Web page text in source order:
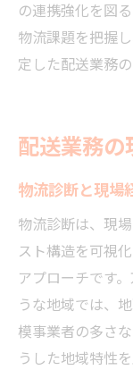
の連携強化を図
物流課題を把握
定した配送業務
配送業務
物流診断と現場
物流診断は、現
スト構造を可視
アプローチです
うな地域では、
模事業者の多さ
うした地域特性